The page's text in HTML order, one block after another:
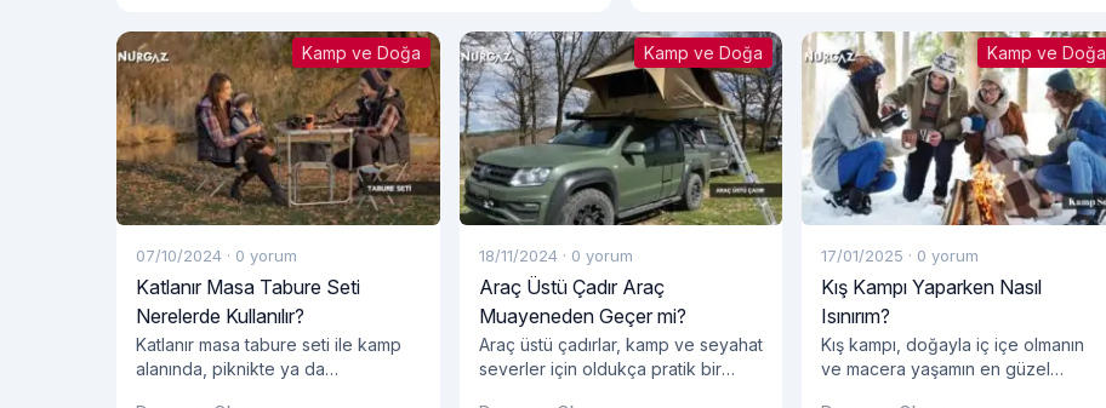
Kamp ve Doğa
07/10/2024 · 0 yorum
Katlanır Masa Tabure Seti
Nerelerde Kullanılır?
Katlanır masa tabure seti ile kamp
alanında, piknikte ya da
Kamp ve Doğa
18/11/2024 · 0 yorum
Araç Üstü Çadır Araç
Muayeneden Geçer mi?
Araç üstü çadırlar, kamp ve seyahat
severler için oldukça pratik bir
Kamp ve Doğa
17/01/2025 · 0 yorum
Kış Kampı Yaparken Nasıl
Isınırım?
Kış kampı, doğayla iç içe olmanın
ve macera yaşamın en güzel